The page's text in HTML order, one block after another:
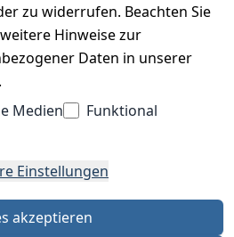
zu widerrufen. Beachten Sie
Hinweise zur
Daten in unserer
.
Medien
Funktional
Einstellungen
akzeptieren